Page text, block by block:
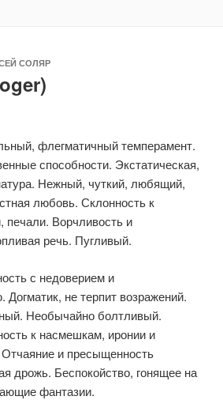
СОЛЯР
флегматичный темперамент.
способности. Экстатическая,
Нежный, чуткий, любящий,
любовь. Склонность к
печали. Ворчливость и
речь. Пугливый.
с недоверием и
Догматик, не терпит возражений.
Необычайно болтливый.
к насмешкам, иронии и
и пресыщенность
дрожь. Беспокойство, гонящее на
фантазии.